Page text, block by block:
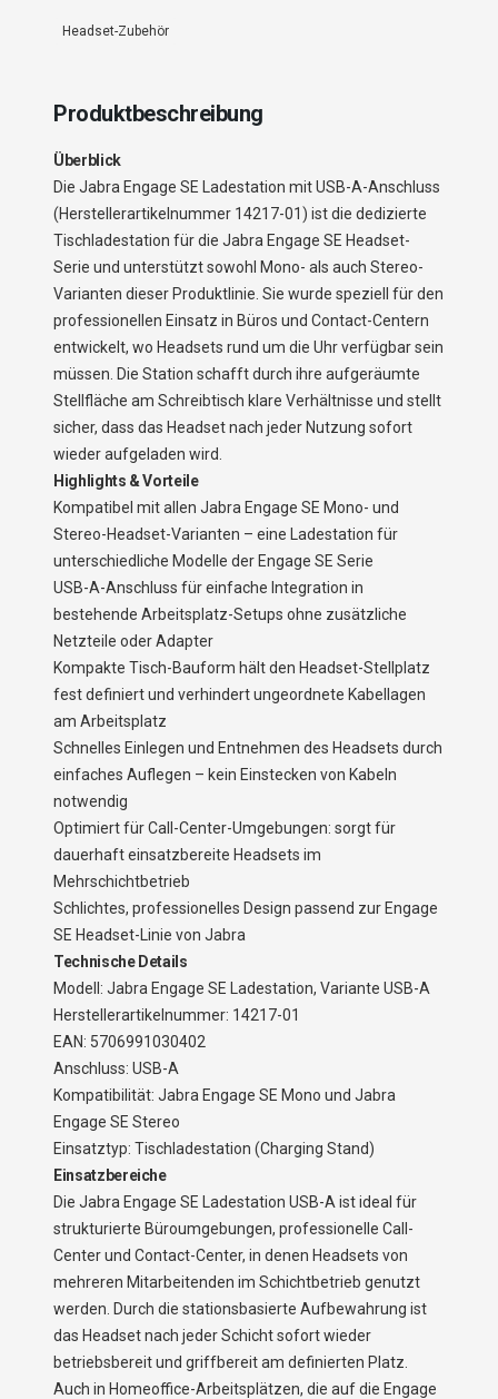
Headset-Zubehör
Produktbeschreibung
Überblick
Die Jabra Engage SE Ladestation mit USB-A-Anschluss
(Herstellerartikelnummer 14217-01) ist die dedizierte
Tischladestation für die Jabra Engage SE Headset-
Serie und unterstützt sowohl Mono- als auch Stereo-
Varianten dieser Produktlinie. Sie wurde speziell für den
professionellen Einsatz in Büros und Contact-Centern
entwickelt, wo Headsets rund um die Uhr verfügbar sein
müssen. Die Station schafft durch ihre aufgeräumte
Stellfläche am Schreibtisch klare Verhältnisse und stellt
sicher, dass das Headset nach jeder Nutzung sofort
wieder aufgeladen wird.
Highlights & Vorteile
Kompatibel mit allen Jabra Engage SE Mono- und
Stereo-Headset-Varianten – eine Ladestation für
unterschiedliche Modelle der Engage SE Serie
USB-A-Anschluss für einfache Integration in
bestehende Arbeitsplatz-Setups ohne zusätzliche
Netzteile oder Adapter
Kompakte Tisch-Bauform hält den Headset-Stellplatz
fest definiert und verhindert ungeordnete Kabellagen
am Arbeitsplatz
Schnelles Einlegen und Entnehmen des Headsets durch
einfaches Auflegen – kein Einstecken von Kabeln
notwendig
Optimiert für Call-Center-Umgebungen: sorgt für
dauerhaft einsatzbereite Headsets im
Mehrschichtbetrieb
Schlichtes, professionelles Design passend zur Engage
SE Headset-Linie von Jabra
Technische Details
Modell: Jabra Engage SE Ladestation, Variante USB-A
Herstellerartikelnummer: 14217-01
EAN: 5706991030402
Anschluss: USB-A
Kompatibilität: Jabra Engage SE Mono und Jabra
Engage SE Stereo
Einsatztyp: Tischladestation (Charging Stand)
Einsatzbereiche
Die Jabra Engage SE Ladestation USB-A ist ideal für
strukturierte Büroumgebungen, professionelle Call-
Center und Contact-Center, in denen Headsets von
mehreren Mitarbeitenden im Schichtbetrieb genutzt
werden. Durch die stationsbasierte Aufbewahrung ist
das Headset nach jeder Schicht sofort wieder
betriebsbereit und griffbereit am definierten Platz.
Auch in Homeoffice-Arbeitsplätzen, die auf die Engage